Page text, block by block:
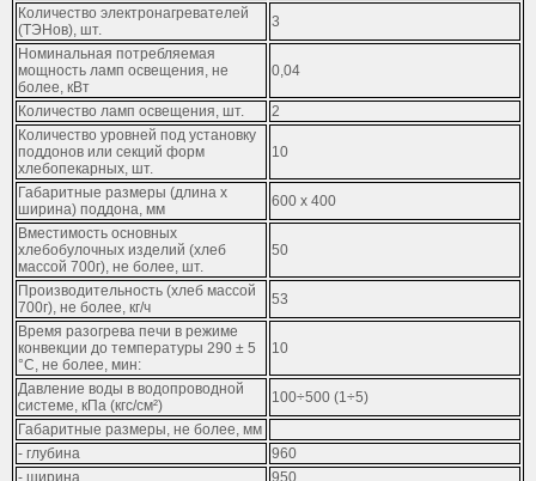
Количество электронагревателей
(ТЭНов), шт.
3
Номинальная потребляемая
мощность ламп освещения, не
более, кВт
0,04
Количество ламп освещения, шт.
2
Количество уровней под установку
поддонов или секций форм
хлебопекарных, шт.
10
Габаритные размеры (длина х
ширина) поддона, мм
600 х 400
Вместимость основных
хлебобулочных изделий (хлеб
массой 700г), не более, шт.
50
Производительность (хлеб массой
700г), не более, кг/ч
53
Время разогрева печи в режиме
конвекции до температуры 290 ± 5
°С, не более, мин:
10
Давление воды в водопроводной
системе, кПа (кгс/см²)
100÷500 (1÷5)
Габаритные размеры, не более, мм
- глубина
960
- ширина
950